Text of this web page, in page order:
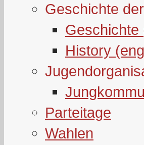
Geschichte
Geschichte
History
Parteitage
Wahlen